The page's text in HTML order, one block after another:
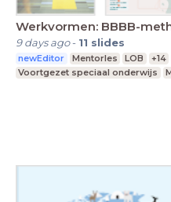
Werkvormen: BBBB-
9 days ago- 11 slides
newEditor Mentorles LOB +14
Voortgezet speciaal onderwijs